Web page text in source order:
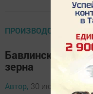
ПРОИЗВОДСТВО
Бавлинский
зерна
Автор, 30 июля 2013 -